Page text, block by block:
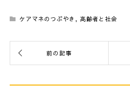
ケアマネのつぶやき , 高齢者と社会